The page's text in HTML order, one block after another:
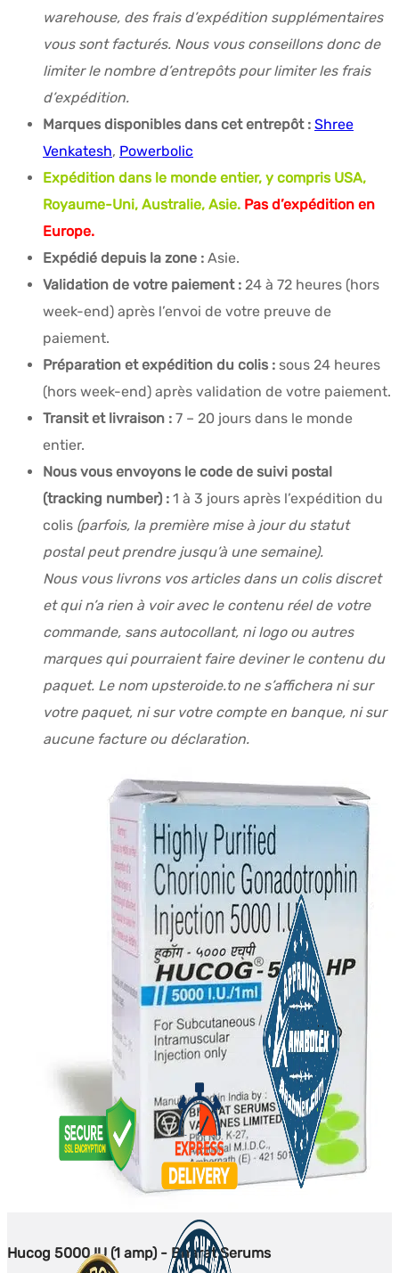
warehouse, des frais d’expédition supplémentaires
vous sont facturés. Nous vous conseillons donc de
limiter le nombre d’entrepôts pour limiter les frais
d’expédition.
Marques disponibles dans cet entrepôt : Shree
Venkatesh, Powerbolic
Expédition dans le monde entier, y compris USA,
Royaume-Uni, Australie, Asie. Pas d’expédition en
Europe.
Expédié depuis la zone : Asie.
Validation de votre paiement : 24 à 72 heures (hors
week-end) après l’envoi de votre preuve de
paiement.
Préparation et expédition du colis : sous 24 heures
(hors week-end) après validation de votre paiement.
Transit et livraison : 7 – 20 jours dans le monde
entier.
Nous vous envoyons le code de suivi postal
(tracking number) : 1 à 3 jours après l’expédition du
colis (parfois, la première mise à jour du statut
postal peut prendre jusqu’à une semaine).
Nous vous livrons vos articles dans un colis discret
et qui n’a rien à voir avec le contenu réel de votre
commande, sans autocollant, ni logo ou autres
marques qui pourraient faire deviner le contenu du
paquet. Le nom upsteroide.to ne s’affichera ni sur
votre paquet, ni sur votre compte en banque, ni sur
aucune facture ou déclaration.
Hucog 5000 IU (1 amp) - Bharat Serums